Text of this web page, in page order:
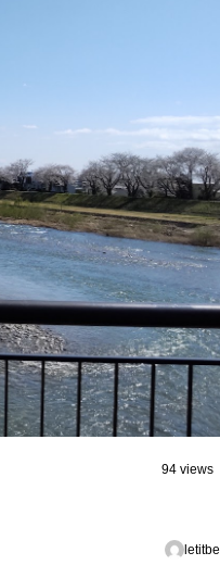
94 views
letitbe